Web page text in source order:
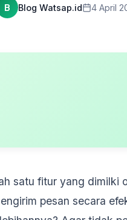
B Blog Watsap.id 4 April
satu fitur yang dimilki
pesan secara